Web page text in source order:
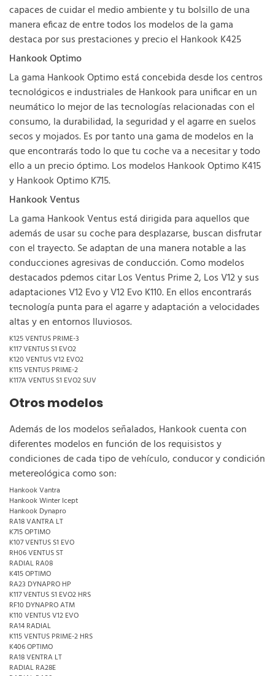
capaces de cuidar el medio ambiente y tu bolsillo de una
manera eficaz de entre todos los modelos de la gama
destaca por sus prestaciones y precio el Hankook K425
Hankook Optimo
La gama Hankook Optimo está concebida desde los centros
tecnológicos e industriales de Hankook para unificar en un
neumático lo mejor de las tecnologías relacionadas con el
consumo, la durabilidad, la seguridad y el agarre en suelos
secos y mojados. Es por tanto una gama de modelos en la
que encontrarás todo lo que tu coche va a necesitar y todo
ello a un precio óptimo. Los modelos Hankook Optimo K415
y Hankook Optimo K715.
Hankook Ventus
La gama Hankook Ventus está dirigida para aquellos que
además de usar su coche para desplazarse, buscan disfrutar
con el trayecto. Se adaptan de una manera notable a las
conducciones agresivas de conducción. Como modelos
destacados pdemos citar Los Ventus Prime 2, Los V12 y sus
adaptaciones V12 Evo y V12 Evo K110. En ellos encontrarás
tecnología punta para el agarre y adaptación a velocidades
altas y en entornos lluviosos.
K125 VENTUS PRIME-3
K117 VENTUS S1 EVO2
K120 VENTUS V12 EVO2
K115 VENTUS PRIME-2
K117A VENTUS S1 EVO2 SUV
Otros modelos
Además de los modelos señalados, Hankook cuenta con
diferentes modelos en función de los requisistos y
condiciones de cada tipo de vehículo, conducor y condición
metereológica como son:
Hankook Vantra
Hankook Winter Icept
Hankook Dynapro
RA18 VANTRA LT
K715 OPTIMO
K107 VENTUS S1 EVO
RH06 VENTUS ST
RADIAL RA08
K415 OPTIMO
RA23 DYNAPRO HP
K117 VENTUS S1 EVO2 HRS
RF10 DYNAPRO ATM
K110 VENTUS V12 EVO
RA14 RADIAL
K115 VENTUS PRIME-2 HRS
K406 OPTIMO
RA18 VENTRA LT
RADIAL RA28E